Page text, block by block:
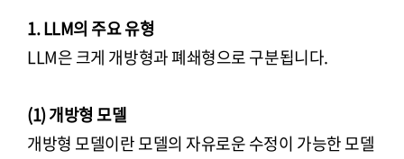
1. LLM의 주요 유형
LLM은 크게 개방형과 폐쇄형으로 구분됩니다.
(1) 개방형 모델
개방형 모델이란 모델의 자유로운 수정이 가능한 모델